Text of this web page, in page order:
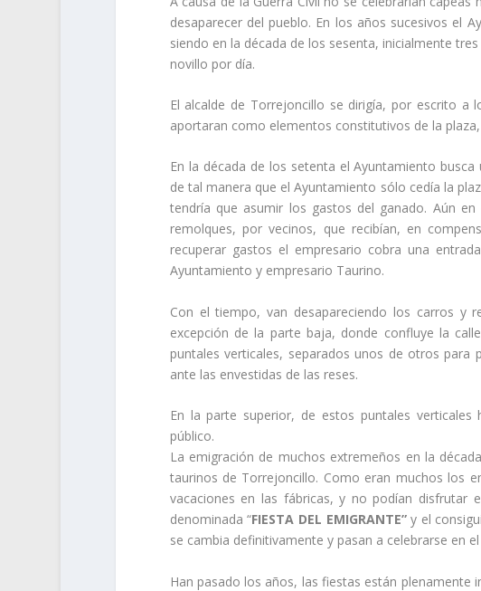
desaparecer del pueblo. En los años sucesivos el
siendo en la década de los sesenta, inicialmente
novillo por día.
El alcalde de Torrejoncillo se dirigía, por escrito
aportaran como elementos constitutivos de la
En la década de los setenta el Ayuntamiento
de tal manera que el Ayuntamiento sólo cedía la
tendría que asumir los gastos del ganado. Aún
remolques, por vecinos, que recibían, en
recuperar gastos el empresario cobra una
Ayuntamiento y empresario Taurino.
Con el tiempo, van desapareciendo los carros y
excepción de la parte baja, donde confluye la
puntales verticales, separados unos de otros
ante las envestidas de las reses.
En la parte superior, de estos puntales
público.
La emigración de muchos extremeños en la
taurinos de Torrejoncillo. Como eran muchos los
vacaciones en las fábricas, y no podían
denominada “FIESTA DEL EMIGRANTE”y el
se cambia definitivamente y pasan a celebrarse en
Han pasado los años, las fiestas están